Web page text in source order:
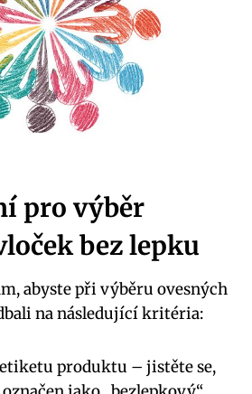
pro výběr
bez lepku
abyste při výběru ovesných
na následující kritéria:
produktu – jistěte se,